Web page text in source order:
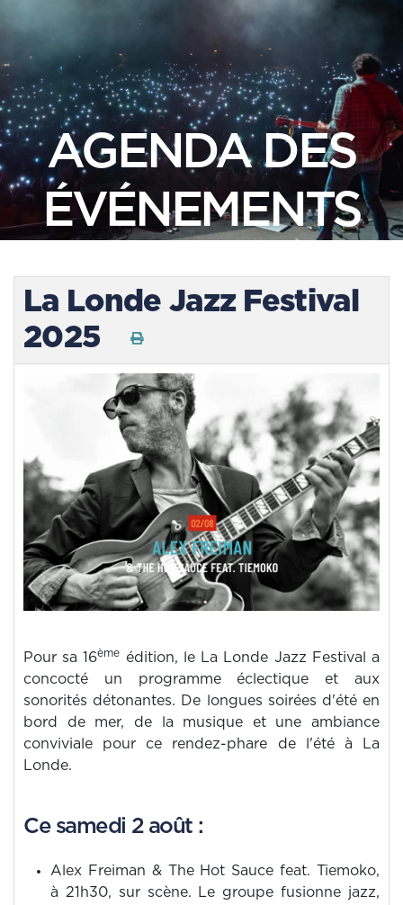
AGENDA DES
ÉVÉNEMENTS
La Londe Jazz Festival
2025
Pour sa 16ème
édition, le La Londe Jazz Festival a
concocté un programme éclectique et aux
sonorités détonantes. De longues soirées d'été en
bord de mer, de la musique et une ambiance
conviviale pour ce rendez-phare de l'été à La
Londe.
Ce samedi 2 août :
Alex Freiman & The Hot Sauce feat. Tiemoko,
à 21h30, sur scène. Le groupe fusionne jazz,